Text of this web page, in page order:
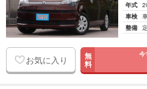
年式
車検
整備
お気に入り 無
料
今